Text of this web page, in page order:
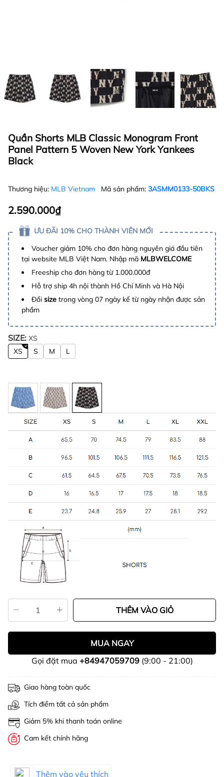
Quần Shorts MLB Classic Monogram Front
Panel Pattern 5 Woven New York Yankees
Black
Thương hiệu: MLB Vietnam Mã sản phẩm: 3ASMM0133-50BKS
2.590.000₫
ƯU ĐÃI 10% CHO THÀNH VIÊN MỚI
Voucher giảm 10% cho đơn hàng nguyên giá đầu tiên
tại website MLB Việt Nam. Nhập mã MLBWELCOME
Freeship cho đơn hàng từ 1.000.000đ
Hỗ trợ ship 4h nội thành Hồ Chí Minh và Hà Nội
Đổi size trong vòng 07 ngày kể từ ngày nhận được sản
phẩm
SIZE: XS
XS
S M L
THÊM VÀO GIỎ
MUA NGAY
Gọi đặt mua +84947059709(9:00 - 21:00)
Giao hàng toàn quốc
Tích điểm tất cả sản phẩm
Giảm 5% khi thanh toán online
Cam kết chính hãng
Thêm vào yêu thích